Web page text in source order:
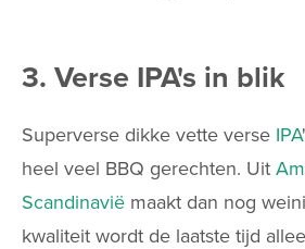
3. Verse IPA's in blik
Superverse dikke vette verse IPA
heel veel BBQ gerechten. Uit
Scandinavië maakt dan nog
kwaliteit wordt de laatste tijd